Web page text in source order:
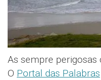
As sempre perigosas
O Portal das Palabras